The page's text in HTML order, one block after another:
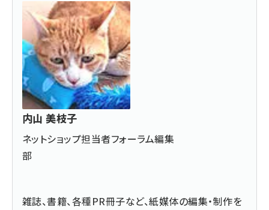
内山 美枝子
ネットショップ担当者フォーラム編集
部
雑誌、書籍、各種PR冊子など、紙媒体の編集・制作を